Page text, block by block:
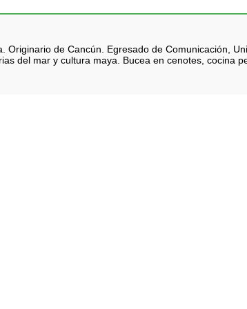
Originario de Cancún. Egresado de Comunicación,
del mar y cultura maya. Bucea en cenotes, cocina